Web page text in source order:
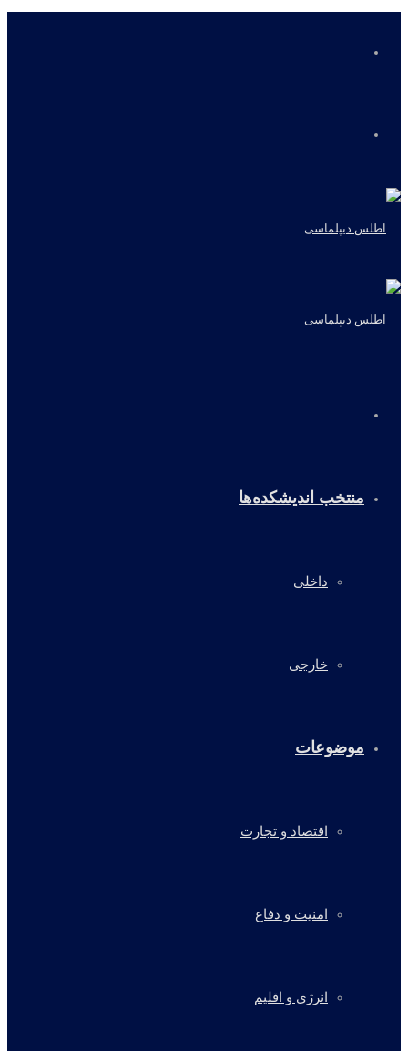
منتخب اندیشکده‌ها
داخلی
خارجی
موضوعات
اقتصاد و تجارت
امنیت و دفاع
انرژی و اقلیم